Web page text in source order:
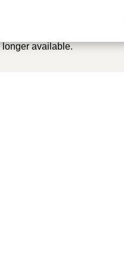
longer available.